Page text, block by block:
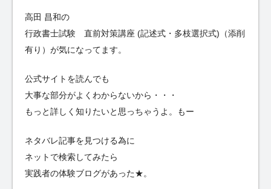
高田 昌和の
行政書士試験 直前対策講座 (記述式・多枝選択式)（添削
有り）が気になってます。
公式サイトを読んでも
大事な部分がよくわからないから・・・
もっと詳しく知りたいと思っちゃうよ。もー
ネタバレ記事を見つける為に
ネットで検索してみたら
実践者の体験ブログがあった★。